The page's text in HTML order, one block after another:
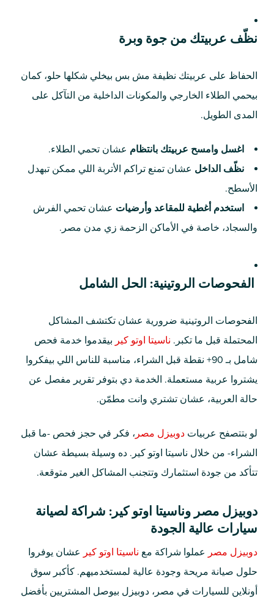
نظّف عربيتك من جوة وبرة
الحفاظ على عربيتك نظيفة مش بس بيخلي شكلها حلو، كمان
بيحمي الطلاء الخارجي والمكونات الداخلية من التآكل على
المدى الطويل.
اغسل وامسح عربيتك بانتظام عشان تحمي الطلاء.
نظّف الداخل عشان تمنع تراكم الأتربة اللي ممكن تبهدل
الأسطح.
استخدم أغطية للمقاعد وأرضيات عشان تحمي الفرش
والسجاد، خاصة في الأماكن الزحمة زي مدن مصر.
الفحوصات الروتينية: الحل الشامل
الفحوصات الروتينية ضرورية عشان تكتشف المشاكل
المحتملة قبل ما تكبر. ناسيتا اوتو كير بيقدموا خدمة فحص
شامل بـ 90+ نقطة قبل الشراء، مناسبة للناس اللي بيفكروا
يشتروا عربية مستعملة. الخدمة دي بتوفر تقرير مفصل عن
حالة العربية، عشان تشتري وانت مطمّن.
لو بتتصفح عربيات دوبيزل مصر ، فكر في حجز فحص -ما قبل
الشراء- من خلال ناسيتا اوتو كير. ده وسيلة بسيطة عشان
تتأكد من جودة استثمارك وتتجنب المشاكل الغير متوقعة.
دوبيزل مصر وناسيتا اوتو كير: شراكة لصيانة
سيارات عالية الجودة
دوبيزل مصر عملوا شراكة مع ناسيتا اوتو كير عشان يوفروا
حلول صيانة مريحة وجودة عالية لمستخدميهم. كأكبر سوق
أونلاين للسيارات في مصر، دوبيزل بيوصل المشتريين بأفضل